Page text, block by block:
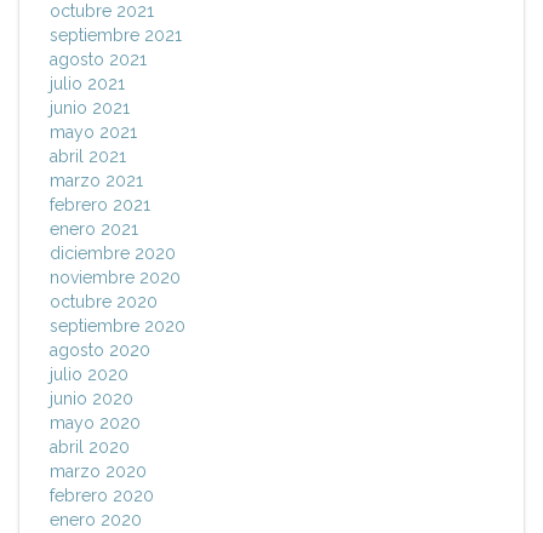
octubre 2021
septiembre 2021
agosto 2021
julio 2021
junio 2021
mayo 2021
abril 2021
marzo 2021
febrero 2021
enero 2021
diciembre 2020
noviembre 2020
octubre 2020
septiembre 2020
agosto 2020
julio 2020
junio 2020
mayo 2020
abril 2020
marzo 2020
febrero 2020
enero 2020